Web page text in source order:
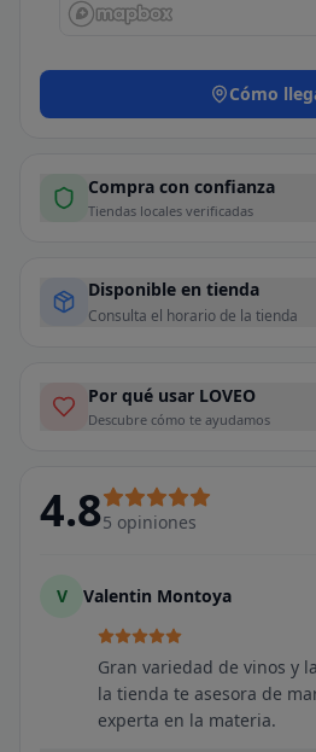
Cómo
Compra con confianza
Tiendas locales verificadas
Disponible en tienda
Consulta el horario de la tienda
Por qué usar LOVEO
Descubre cómo te ayudamos
4.85 opiniones
V Valentin Montoya
Gran variedad de vinos y
la tienda te asesora de
experta en la materia.